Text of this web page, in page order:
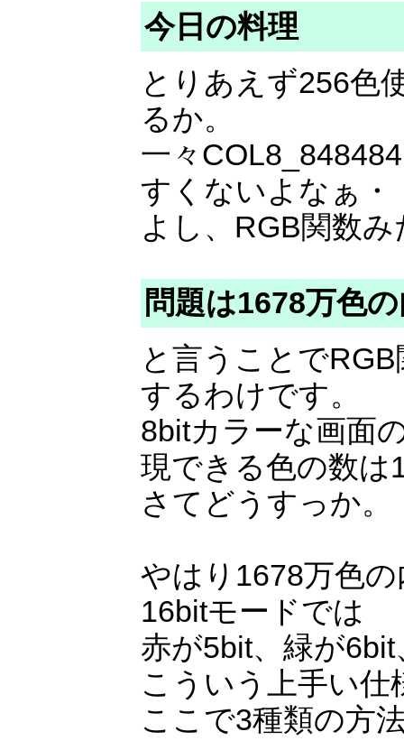
今日の料理
とりあえず256色
るか。
一々
すくないよなぁ・
よし、RGB関数
問題は1678万色
と言うことで
するわけです。
8bitカラーな画面
現できる色の数は
さてどうすっか。
やはり1678万色
16bitモードでは
赤が5bit、緑が
こういう上手い
ここで3種類の方